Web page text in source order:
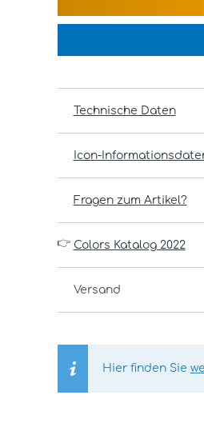
Technische Daten
Icon-
Fragen zum Artikel?
👉 Colors Katalog 2022
Versand
Hier finden Sie